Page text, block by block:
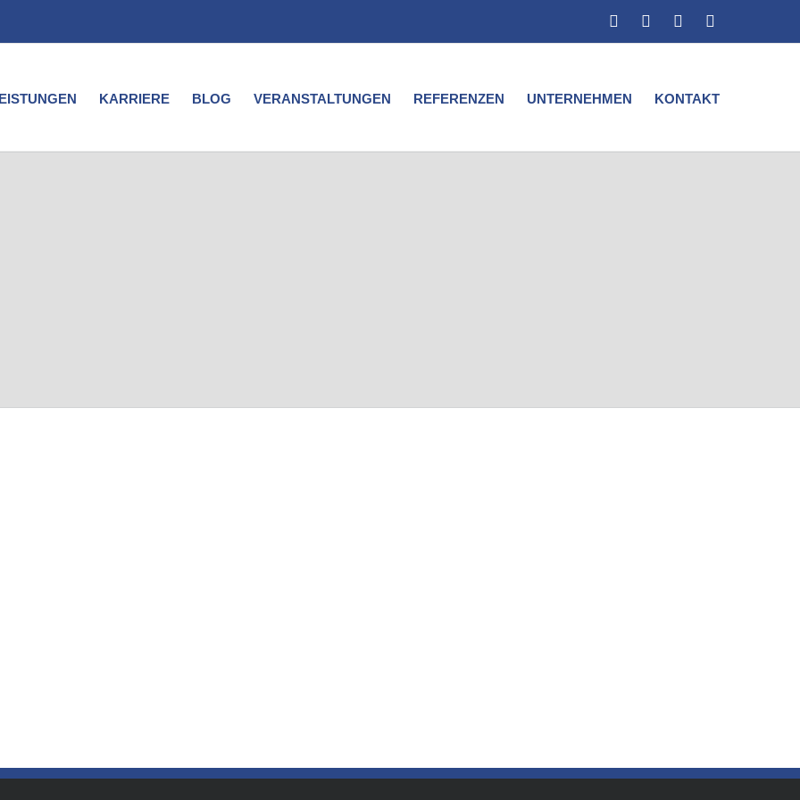
Facebook
Xing Instagram
KARRIERE BLOG VERANSTALTUNGEN REFERENZEN UNTERNEHMEN KONTAKT